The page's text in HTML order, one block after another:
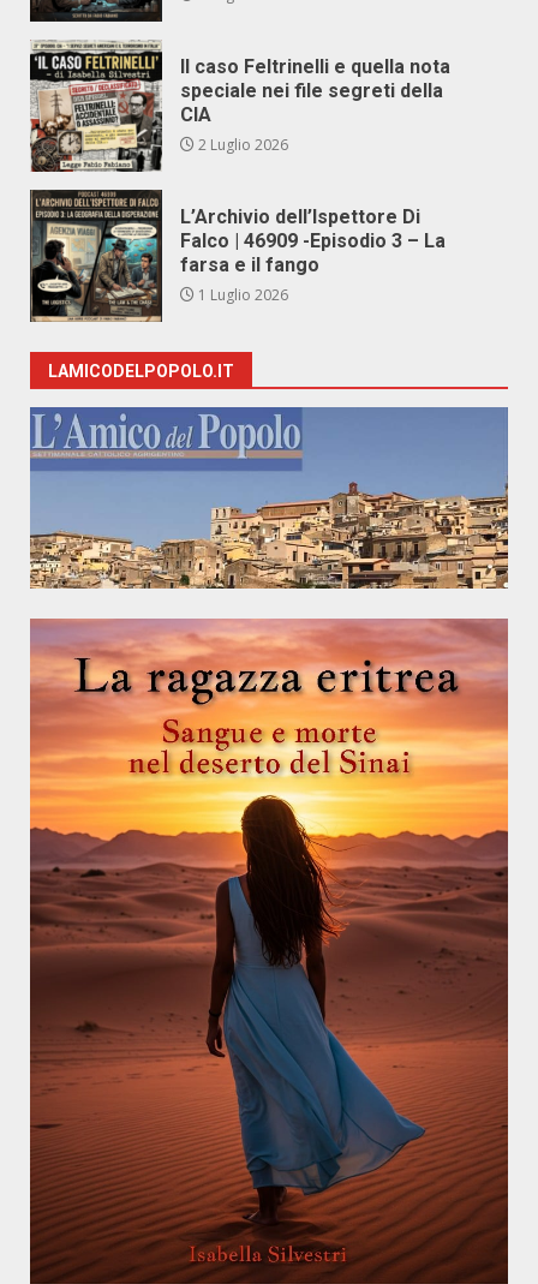
Il caso Feltrinelli e quella nota
speciale nei file segreti della
CIA
2 Luglio 2026
L’Archivio dell’Ispettore Di
Falco | 46909 -Episodio 3 – La
farsa e il fango
1 Luglio 2026
LAMICODELPOPOLO.IT